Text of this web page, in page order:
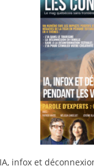
IA, infox et